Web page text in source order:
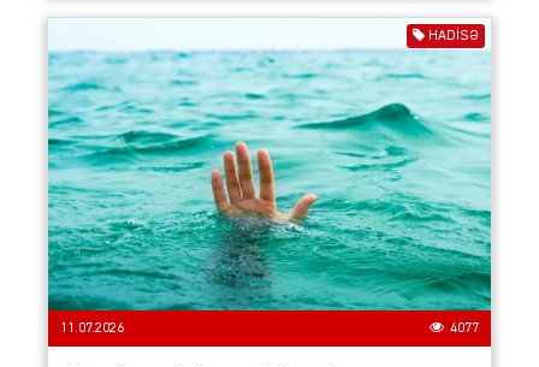
HADISƏ
11.07.2026 4077